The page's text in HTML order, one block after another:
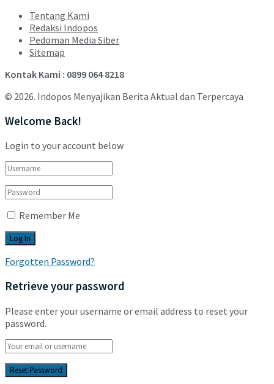
Tentang Kami
Redaksi Indopos
Pedoman Media Siber
Sitemap
Kontak Kami : 0899 064 8218
© 2026. Indopos Menyajikan Berita Aktual dan Terpercaya
Welcome Back!
Login to your account below
Remember Me
Forgotten Password?
Retrieve your password
Please enter your username or email address to reset your
password.